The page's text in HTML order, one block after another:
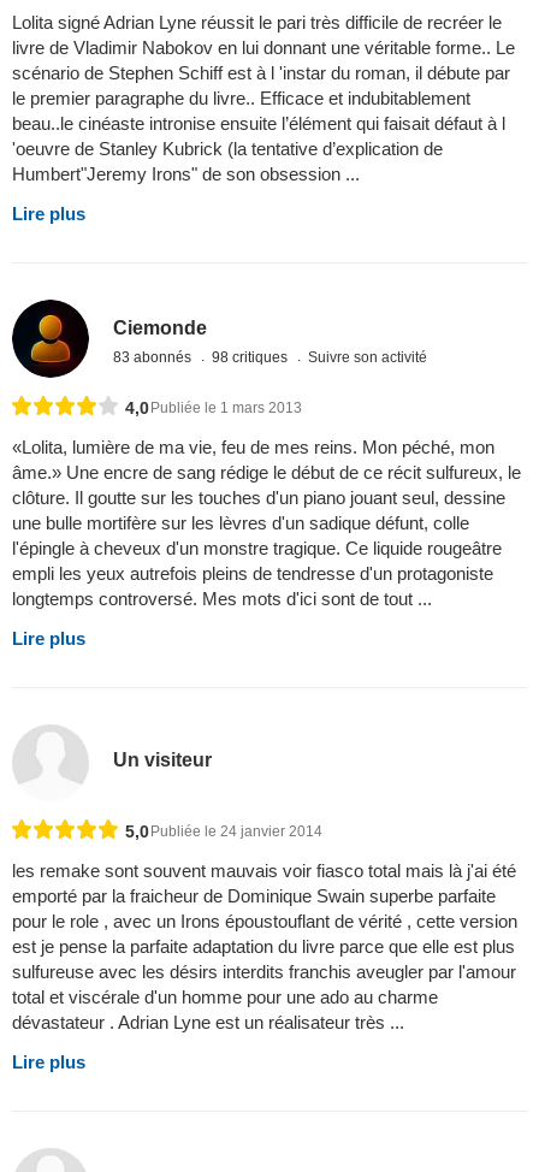
Lolita signé Adrian Lyne réussit le pari très difficile de recréer le
livre de Vladimir Nabokov en lui donnant une véritable forme.. Le
scénario de Stephen Schiff est à l 'instar du roman, il débute par
le premier paragraphe du livre.. Efficace et indubitablement
beau..le cinéaste intronise ensuite l’élément qui faisait défaut à l
'oeuvre de Stanley Kubrick (la tentative d’explication de
Humbert"Jeremy Irons" de son obsession ...
Lire plus
Ciemonde
83 abonnés 98 critiques Suivre son activité
4,0Publiée le 1 mars 2013
«Lolita, lumière de ma vie, feu de mes reins. Mon péché, mon
âme.» Une encre de sang rédige le début de ce récit sulfureux, le
clôture. Il goutte sur les touches d'un piano jouant seul, dessine
une bulle mortifère sur les lèvres d'un sadique défunt, colle
l'épingle à cheveux d'un monstre tragique. Ce liquide rougeâtre
empli les yeux autrefois pleins de tendresse d'un protagoniste
longtemps controversé. Mes mots d'ici sont de tout ...
Lire plus
Un visiteur
5,0Publiée le 24 janvier 2014
les remake sont souvent mauvais voir fiasco total mais là j'ai été
emporté par la fraicheur de Dominique Swain superbe parfaite
pour le role , avec un Irons époustouflant de vérité , cette version
est je pense la parfaite adaptation du livre parce que elle est plus
sulfureuse avec les désirs interdits franchis aveugler par l'amour
total et viscérale d'un homme pour une ado au charme
dévastateur . Adrian Lyne est un réalisateur très ...
Lire plus